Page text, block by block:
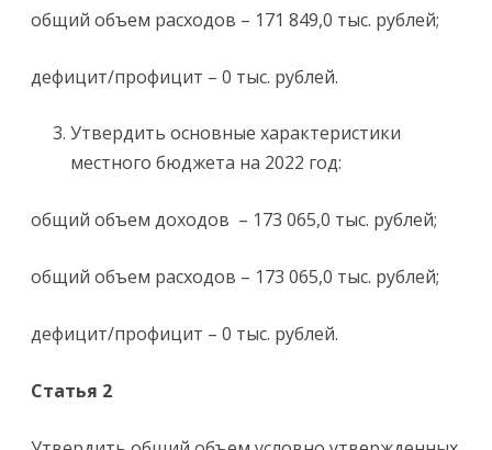
общий объем расходов – 171 849,0 тыс. рублей;
дефицит/профицит – 0 тыс. рублей.
Утвердить основные характеристики
местного бюджета на 2022 год:
общий объем доходов – 173 065,0 тыс. рублей;
общий объем расходов – 173 065,0 тыс. рублей;
дефицит/профицит – 0 тыс. рублей.
Статья 2